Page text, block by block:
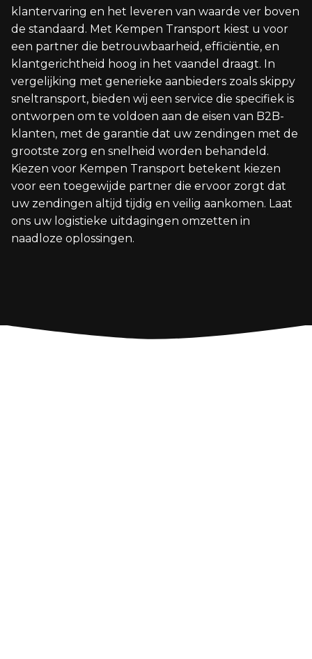
klantervaring en het leveren van waarde ver boven
de standaard. Met Kempen Transport kiest u voor
een partner die betrouwbaarheid, efficiëntie, en
klantgerichtheid hoog in het vaandel draagt. In
vergelijking met generieke aanbieders zoals skippy
sneltransport, bieden wij een service die specifiek is
ontworpen om te voldoen aan de eisen van B2B-
klanten, met de garantie dat uw zendingen met de
grootste zorg en snelheid worden behandeld.
Kiezen voor Kempen Transport betekent kiezen
voor een toegewijde partner die ervoor zorgt dat
uw zendingen altijd tijdig en veilig aankomen. Laat
ons uw logistieke uitdagingen omzetten in
naadloze oplossingen.